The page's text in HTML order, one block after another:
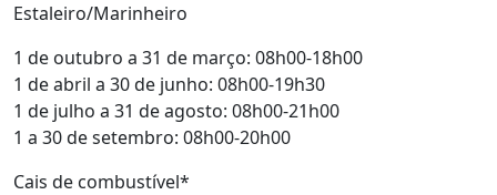
Estaleiro/Marinheiro
1 de outubro a 31 de março: 08h00-18h00
1 de abril a 30 de junho: 08h00-19h30
1 de julho a 31 de agosto: 08h00-21h00
1 a 30 de setembro: 08h00-20h00
Cais de combustível*